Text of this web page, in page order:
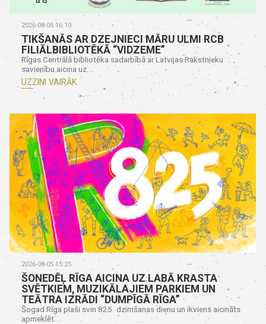
2026-08-05 16:10
TIKŠANĀS AR DZEJNIECI MĀRU ULMI RCB
FILIĀLBIBLIOTĒKĀ “VIDZEME”
Rīgas Centrālā bibliotēka sadarbībā ar Latvijas Rakstnieku
savienību aicina uz...
UZZINI VAIRĀK
2026-08-05 15:25
ŠONEDĒĻ RĪGA AICINA UZ LABĀ KRASTA
SVĒTKIEM, MUZIKĀLAJIEM PARKIEM UN
TEĀTRA IZRĀDI “DUMPĪGĀ RĪGA”
Šogad Rīga plaši svin 825. dzimšanas dienu un ikviens aicināts
apmeklēt...